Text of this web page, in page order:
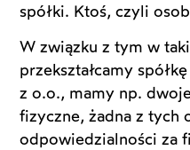
spółki. Ktoś, czyli
W związku z tym w
przekształcamy
z o.o., mamy np.
fizyczne, żadna z tych
odpowiedzialności za